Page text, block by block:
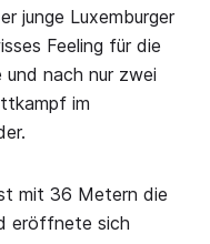
junge Luxemburger
Feeling für die
nach nur zwei
im
mit 36 Metern die
eröffnete sich